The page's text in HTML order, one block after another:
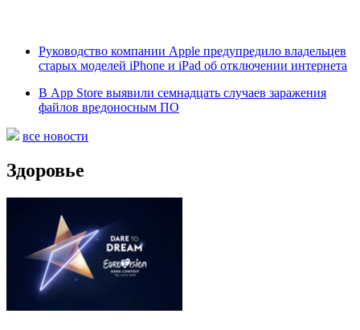
Руководство компании Apple предупредило владельцев
старых моделей iPhone и iPad об отключении интернета
В App Store выявили семнадцать случаев заражения
файлов вредоносным ПО
все новости
Здоровье